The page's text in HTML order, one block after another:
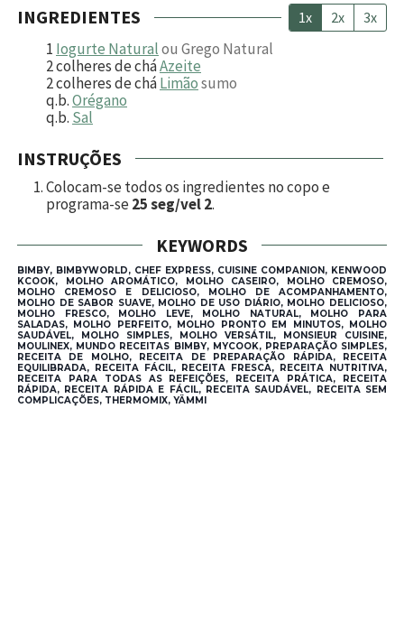
INGREDIENTES 1x 2x 3x
1 Iogurte Naturalou Grego Natural
2colheres de cháAzeite
2colheres de cháLimãosumo
q.b.Orégano
q.b. Sal
INSTRUÇÕES
Colocam-se todos os ingredientes no copo e
programa-se25 seg/vel 2.
KEYWORDS
BIMBY, BIMBYWORLD, CHEF EXPRESS, CUISINE COMPANION, KENWOOD
KCOOK, MOLHO AROMÁTICO, MOLHO CASEIRO, MOLHO CREMOSO,
MOLHO CREMOSO E DELICIOSO, MOLHO DE ACOMPANHAMENTO,
MOLHO DE SABOR SUAVE, MOLHO DE USO DIÁRIO, MOLHO DELICIOSO,
MOLHO FRESCO, MOLHO LEVE, MOLHO NATURAL, MOLHO PARA
SALADAS, MOLHO PERFEITO, MOLHO PRONTO EM MINUTOS, MOLHO
SAUDÁVEL, MOLHO SIMPLES, MOLHO VERSÁTIL, MONSIEUR CUISINE,
MOULINEX, MUNDO RECEITAS BIMBY, MYCOOK, PREPARAÇÃO SIMPLES,
RECEITA DE MOLHO, RECEITA DE PREPARAÇÃO RÁPIDA, RECEITA
EQUILIBRADA, RECEITA FÁCIL, RECEITA FRESCA, RECEITA NUTRITIVA,
RECEITA PARA TODAS AS REFEIÇÕES, RECEITA PRÁTICA, RECEITA
RÁPIDA, RECEITA RÁPIDA E FÁCIL, RECEITA SAUDÁVEL, RECEITA SEM
COMPLICAÇÕES, THERMOMIX, YÄMMI